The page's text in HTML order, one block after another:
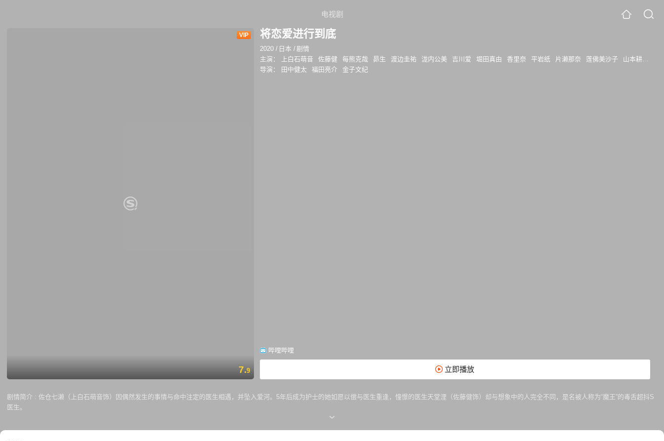
电视剧
VIP
7.9
将恋爱进行到底
2020 / 日本 /剧情
主演：
上白石萌音 佐藤健 每熊克哉 昴生 渡边圭祐 泷内公美 吉川爱 堀田真由 香里奈 平岩纸 片濑那奈 莲佛美沙子 山本耕史
导演：
田中健太 福田亮介 金子文纪
哔哩哔哩
立即播放
剧情简介 : 佐仓七濑（上白石萌音饰）因偶然发生的事情与命中注定的医生相遇，并坠入爱河。5年后成为护士的她如愿以偿与医生重逢，憧憬的医生天堂浬（佐藤健饰）却与想象中的人完全不同，是名被人称为“魔王”的毒舌超抖S
医生。